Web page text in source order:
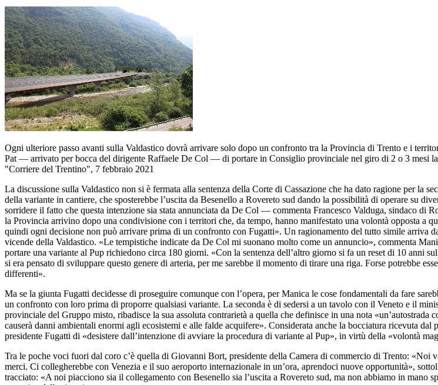
Ogni ulteriore passo avanti sulla Valdastico dovrà arrivare solo dopo un confronto tra la Provincia di Trento e i
Pat — arrivato per bocca del dirigente Raffaele De Col — di portare in Consiglio provinciale nel giro di 2 o 3 mesi
"Corriere del Trentino", 7 febbraio 2021
La discussione sulla Valdastico non si è fermata alla sentenza della Corte di Cassazione che ha dato ragione per la
della variante in cantiere, che sposterebbe l’uscita da Besenello a Rovereto sud dando la possibilità di operare su
sorridere il fatto che questa intenzione sia stata annunciata da De Col — commenta Francesco Valduga, sindaco
la Provincia arrivino dopo una condivisione con i territori che, da tempo, hanno manifestato una volontà opposta a
quindi ogni decisione non può arrivare prima di un confronto con Fugatti». Un ragionamento del tutto simile arriva
vicende della Valdastico. «Le tempistiche indicate da De Col mi suonano molto come un annuncio», commenta
portare una variante al Pup richiedono circa 180 giorni. «Con la sentenza dell’altro giorno si fa un reset di 10
si era pensato di sviluppare questo genere di arteria, per me sarebbe il momento di tirare una riga. Forse potrebbe
differenti».
Ma se la giunta Fugatti decidesse di proseguire comunque con l’opera, per Manica le cose fondamentali da fare
un confronto con loro prima di proporre qualsiasi variante. La seconda è di sedersi a un tavolo con il Veneto e il
provinciale del Gruppo misto, ribadisce la sua assoluta contrarietà a quella che definisce in una nota «un’autostrada
causerà danni ambientali enormi agli ecosistemi e alle falde acquifere». Considerata anche la bocciatura ricevuta
presidente Fugatti di «desistere dall’intenzione di avviare la procedura di variante al Pup», in virtù della «volontà
Tra le poche voci fuori dal coro c’è quella di Giovanni Bort, presidente della Camera di commercio di Trento:
merci. Ci collegherebbe con Venezia e il suo aeroporto internazionale in un’ora, aprendoci nuove opportunità»,
tracciato: «A noi piacciono sia il collegamento con Besenello sia l’uscita a Rovereto sud, ma non abbiamo in mano